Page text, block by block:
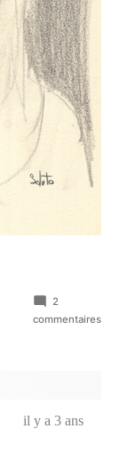
2
commentairessur
il y a 3 ans